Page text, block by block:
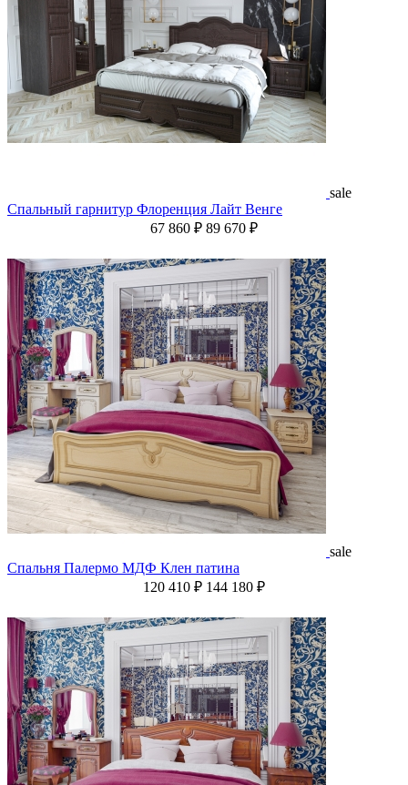
sale
Спальный гарнитур Флоренция Лайт Венге
67 860 ₽ 89 670 ₽
sale
Спальня Палермо МДФ Клен патина
120 410 ₽ 144 180 ₽